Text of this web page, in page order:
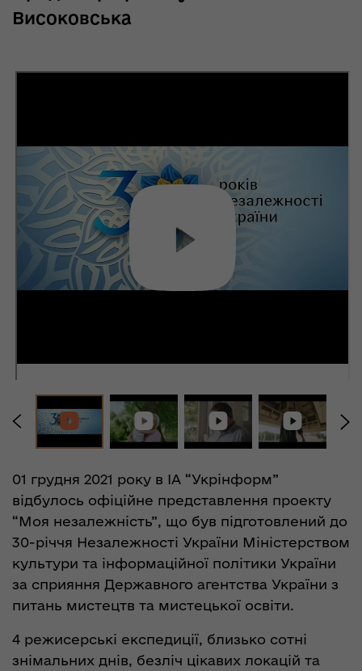
Високовська
01 грудня 2021 року в ІА “Укрінформ”
відбулось офіційне представлення проекту
“Моя незалежність”, що був підготовлений до
30-річчя Незалежності України Міністерством
культури та інформаційної політики України
за сприяння Державного агентства України з
питань мистецтв та мистецької освіти.
4 режисерські експедиції, близько сотні
знімальних днів, безліч цікавих локацій та